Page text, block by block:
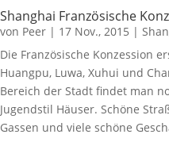
Shanghai Französische
von Peer | 17 Nov., 2015 |
Die Französische Konzession
Huangpu, Luwa, Xuhui und
Bereich der Stadt findet man
Jugendstil Häuser. Schöne
Gassen und viele schöne